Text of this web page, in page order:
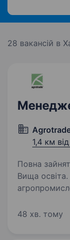
28 вакансій в
1,4 км
Повна
Вища освіта. Група АГРОТРЕЙД — український
48 хв. тому